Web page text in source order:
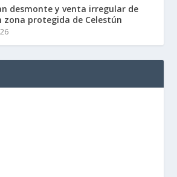
desmonte y venta irregular de
zona protegida de Celestún